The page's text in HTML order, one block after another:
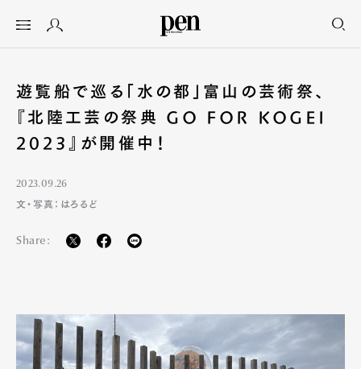
遊覧船で巡る「水の都」富山の芸術祭、
『北陸工芸の祭典 GO FOR KOGEI
2023』が開催中！
2023.09.26
文・写真：はろるど
Share: